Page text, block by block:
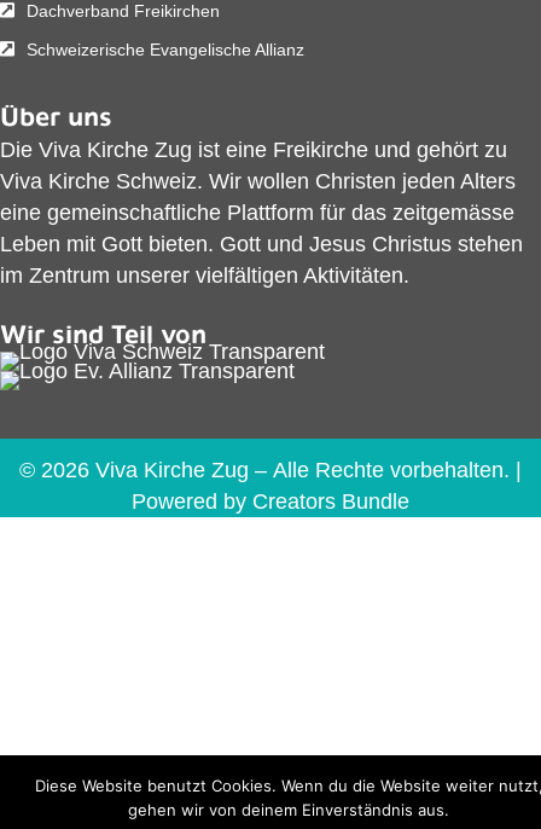
Dachverband Freikirchen
Schweizerische Evangelische Allianz
Über uns
Die Viva Kirche Zug ist eine Freikirche und gehört zu
Viva Kirche Schweiz. Wir wollen Christen jeden Alters
eine gemeinschaftliche Plattform für das zeitgemässe
Leben mit Gott bieten. Gott und Jesus Christus stehen
im Zentrum unserer vielfältigen Aktivitäten.
Wir sind Teil von
© 2026 Viva Kirche Zug – Alle Rechte vorbehalten. |
Powered by Creators Bundle
Diese Website benutzt Cookies. Wenn du die Website weiter
gehen wir von deinem Einverständnis aus.